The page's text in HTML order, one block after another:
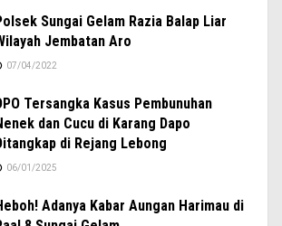
Sungai Gelam Razia Balap Liar
Jembatan Aro
07/04/2022
Tersangka Kasus Pembunuhan
dan Cucu di Karang Dapo
di Rejang Lebong
06/01/2025
Adanya Kabar Aungan Harimau di